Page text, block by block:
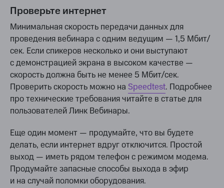
Проверьте интернет
Минимальная скорость передачи данных для
проведения вебинара с одним ведущим — 1,5 Мбит/
сек. Если спикеров несколько и они выступают
с демонстрацией экрана в высоком качестве —
скорость должна быть не менее 5 Мбит/сек.
Проверить скорость можно на Speedtest. Подробнее
про технические требования читайте в статье для
пользователей Линк Вебинары.
Еще один момент — продумайте, что вы будете
делать, если интернет вдруг отключится. Простой
выход — иметь рядом телефон с режимом модема.
Продумайте запасные способы выхода в эфир
и на случай поломки оборудования.